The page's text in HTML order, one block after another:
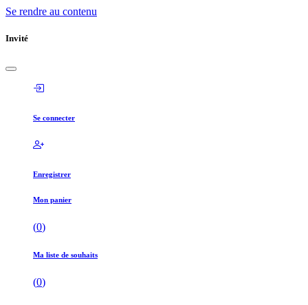
Se rendre au contenu
Invité
Se connecter
Enregistrer
Mon panier
(0)
Ma liste de souhaits
(0)